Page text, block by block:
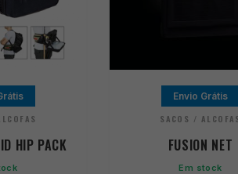
HIP PACK
Envio Grátis
SACOS / ALCOFAS
FUSION NET
Em stock